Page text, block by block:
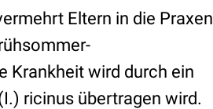
Eltern in die Praxen
Krankheit wird durch ein
ricinus übertragen wird.